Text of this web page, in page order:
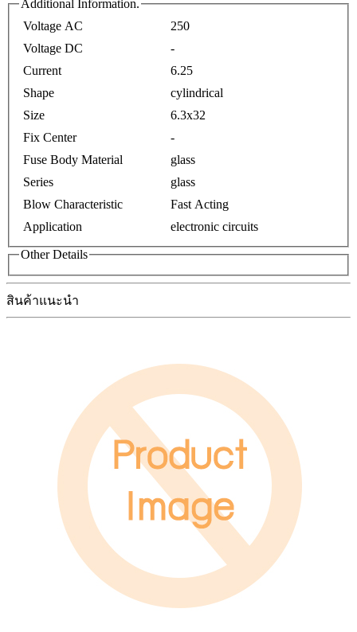
Additional Information.
Voltage AC
250
Voltage DC
-
Current
6.25
Shape
cylindrical
Size
6.3x32
Fix Center
-
Fuse Body Material
glass
Series
glass
Blow Characteristic
Fast Acting
Application
electronic circuits
Other Details
สินค้าแนะนำ